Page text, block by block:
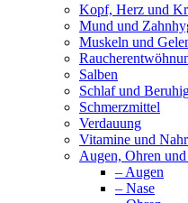
Kopf, Herz und
Mund und
Muskeln und
Salben
Schlaf und
Schmerzmittel
Verdauung
Vitamine und
Augen, Ohren
– Augen
– Nase